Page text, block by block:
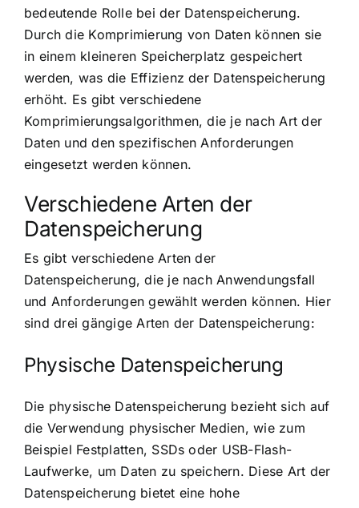
bedeutende Rolle bei der Datenspeicherung.
Durch die Komprimierung von Daten können sie
in einem kleineren Speicherplatz gespeichert
werden, was die Effizienz der Datenspeicherung
erhöht. Es gibt verschiedene
Komprimierungsalgorithmen, die je nach Art der
Daten und den spezifischen Anforderungen
eingesetzt werden können.
Verschiedene Arten der
Datenspeicherung
Es gibt verschiedene Arten der
Datenspeicherung, die je nach Anwendungsfall
und Anforderungen gewählt werden können. Hier
sind drei gängige Arten der Datenspeicherung:
Physische Datenspeicherung
Die physische Datenspeicherung bezieht sich auf
die Verwendung physischer Medien, wie zum
Beispiel Festplatten, SSDs oder USB-Flash-
Laufwerke, um Daten zu speichern. Diese Art der
Datenspeicherung bietet eine hohe